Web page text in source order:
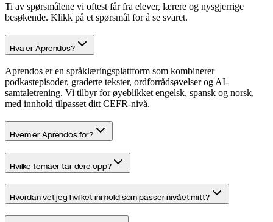
Ti av spørsmålene vi oftest får fra elever, lærere og nysgjerrige
besøkende. Klikk på et spørsmål for å se svaret.
Hva er Aprendos?
Aprendos er en språklæringsplattform som kombinerer
podkastepisoder, graderte tekster, ordforrådsøvelser og AI-
samtaletrening. Vi tilbyr for øyeblikket engelsk, spansk og norsk,
med innhold tilpasset ditt CEFR-nivå.
Hvem er Aprendos for?
Hvilke temaer tar dere opp?
Hvordan vet jeg hvilket innhold som passer nivået mitt?